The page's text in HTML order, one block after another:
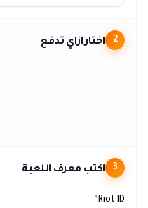
2 اختار ازاي تدفع
3 اكتب معرف اللعبة
Riot ID
*